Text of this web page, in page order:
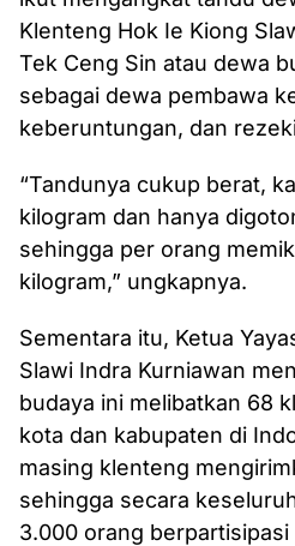
Klenteng Hok Ie Kiong
Tek Ceng Sin atau dewa
sebagai dewa pembawa
keberuntungan, dan
“Tandunya cukup berat,
kilogram dan hanya
sehingga per orang
kilogram,” ungkapnya.
Sementara itu, Ketua
Slawi Indra Kurniawan
budaya ini melibatkan 68
kota dan kabupaten di
masing klenteng
sehingga secara
3.000 orang berpartisipasi